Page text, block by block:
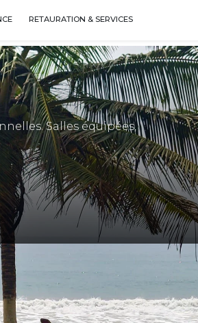
RETAURATION & SERVICES
Salles équipées,